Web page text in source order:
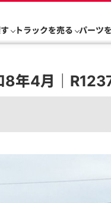
トラックを売る パーツ
年4月｜